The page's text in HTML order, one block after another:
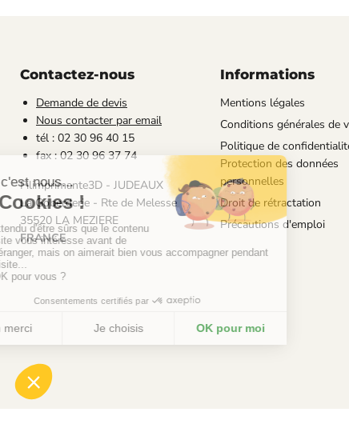
Contactez-nous
Demande de devis
Nous contacter par email
tél : 02 30 96 40 15
fax : 02 30 96 37 74
Filimprimante3D - JUDEAUX
La Goberderie - Rte de Melesse
35520 LA MEZIERE
FRANCE
Informations
Mentions légales
Conditions générales de
Politique de
Protection des données
personnelles
Droit de rétractation
Précautions d'emploi